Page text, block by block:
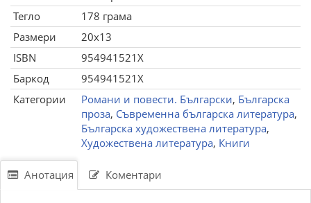
Тегло
178 грама
Размери
20x13
ISBN
954941521X
Баркод
954941521X
Категории
Романи и повести. Български, Българска
проза, Съвременна българска литература,
Българска художествена литература,
Художествена литература, Книги
Анотация Коментари